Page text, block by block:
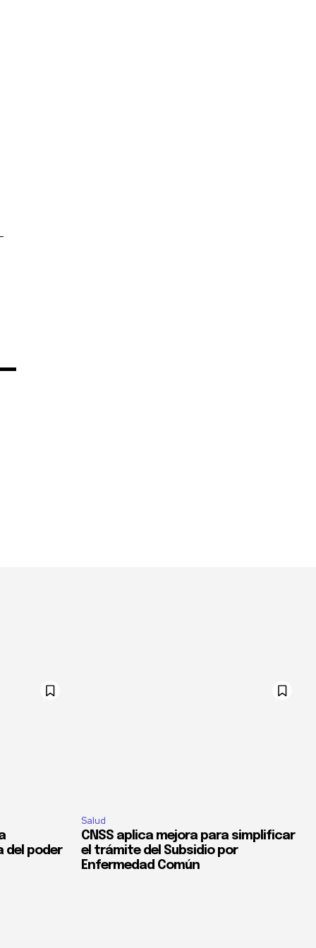
del poder
Salud
CNSS aplica mejora para simplificar
el trámite del Subsidio por
Enfermedad Común